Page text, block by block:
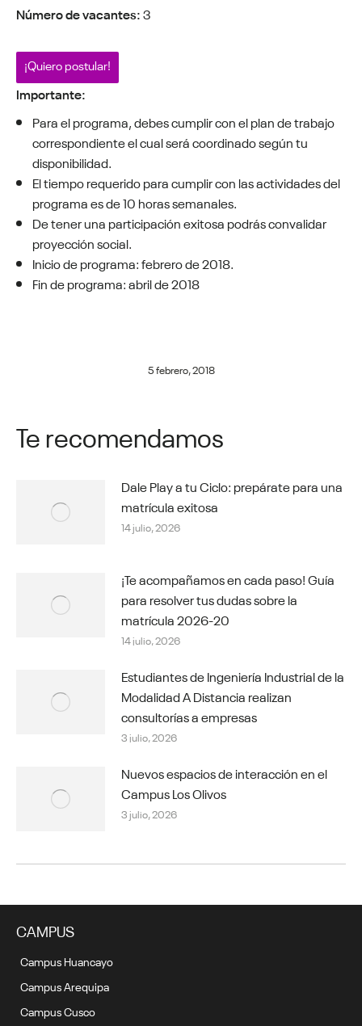
Número de vacantes:3
¡Quiero postular!
Importante:
Para el programa, debes cumplir con el plan de trabajo
correspondiente el cual será coordinado según tu
disponibilidad.
El tiempo requerido para cumplir con las actividades del
programa es de 10 horas semanales.
De tener una participación exitosa podrás convalidar
proyección social.
Inicio de programa: febrero de 2018.
Fin de programa: abril de 2018
5 febrero, 2018
Te recomendamos
Dale Play a tu Ciclo: prepárate para una
matrícula exitosa
14 julio, 2026
¡Te acompañamos en cada paso! Guía
para resolver tus dudas sobre la
matrícula 2026-20
14 julio, 2026
Estudiantes de Ingeniería Industrial de la
Modalidad A Distancia realizan
consultorías a empresas
3 julio, 2026
Nuevos espacios de interacción en el
Campus Los Olivos
3 julio, 2026
CAMPUS
Campus Huancayo
Campus Arequipa
Campus Cusco